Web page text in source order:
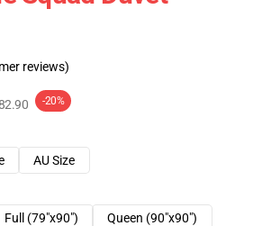
reviews)
-20%
AU Size
Full (79"x90")
Queen (90"x90")